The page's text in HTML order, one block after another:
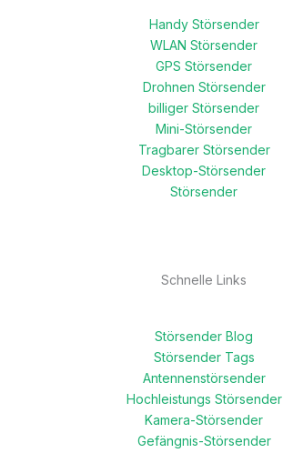
Handy Störsender
WLAN Störsender
GPS Störsender
Drohnen Störsender
billiger Störsender
Mini-Störsender
Tragbarer Störsender
Desktop-Störsender
Störsender
Schnelle Links
Störsender Blog
Störsender Tags
Antennenstörsender
Hochleistungs Störsender
Kamera-Störsender
Gefängnis-Störsender